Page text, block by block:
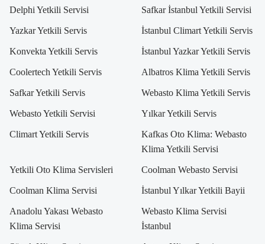
Delphi Yetkili Servisi Safkar İstanbul Yetkili Servisi
Yazkar Yetkili Servis İstanbul Climart Yetkili Servis
Konvekta Yetkili Servis İstanbul Yazkar Yetkili Servis
Coolertech Yetkili Servis Albatros Klima Yetkili Servis
Safkar Yetkili Servis Webasto Klima Yetkili Servis
Webasto Yetkili Servisi Yılkar Yetkili Servis
Climart Yetkili Servis
Kafkas Oto Klima: Webasto
Klima Yetkili Servisi
Yetkili Oto Klima Servisleri Coolman Webasto Servisi
Coolman Klima Servisi İstanbul Yılkar Yetkili Bayii
Anadolu Yakası Webasto
Klima Servisi
Webasto Klima Servisi
İstanbul